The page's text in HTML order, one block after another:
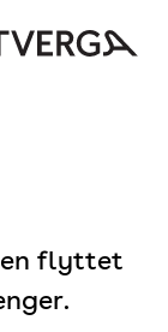
flyttet